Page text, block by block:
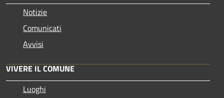
Notizie
Comunicati
Avvisi
VIVERE IL COMUNE
Luoghi